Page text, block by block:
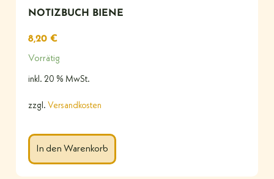
NOTIZBUCH BIENE
8,20 €
Vorrätig
inkl. 20 % MwSt.
zzgl. Versandkosten
In den Warenkorb